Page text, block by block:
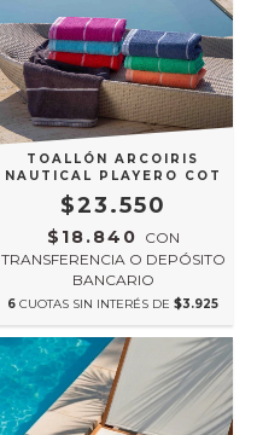
TOALLÓN ARCOIRIS
NAUTICAL PLAYERO COT
$23.550
$18.840 CON
TRANSFERENCIA O DEPÓSITO
BANCARIO
6 CUOTAS SIN INTERÉS DE $3.925